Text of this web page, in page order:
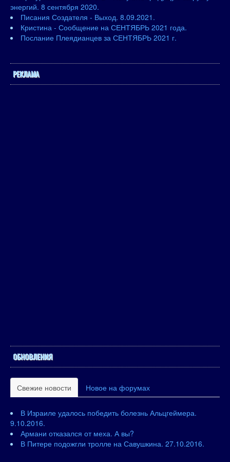
энергий. 8 сентября 2020.
Писания Создателя - Выход. 8.09.2021.
Кристина - Сообщение на СЕНТЯБРЬ 2021 года.
Послание Плеядианцев за СЕНТЯБРЬ 2021 г.
РЕКЛАМА
ОБНОВЛЕНИЯ
Свежие новости Новое на форумах
В Израиле удалось победить болезнь Альцгеймера.
9.10.2016.
Армани отказался от меха. А вы?
В Питере подожгли тролле на Савушкина. 27.10.2016.